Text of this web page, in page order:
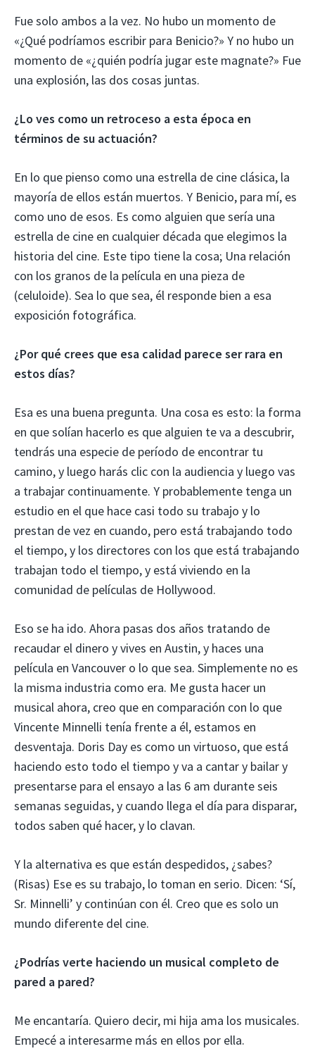
Fue solo ambos a la vez. No hubo un momento de
«¿Qué podríamos escribir para Benicio?» Y no hubo un
momento de «¿quién podría jugar este magnate?» Fue
una explosión, las dos cosas juntas.
¿Lo ves como un retroceso a esta época en
términos de su actuación?
En lo que pienso como una estrella de cine clásica, la
mayoría de ellos están muertos. Y Benicio, para mí, es
como uno de esos. Es como alguien que sería una
estrella de cine en cualquier década que elegimos la
historia del cine. Este tipo tiene la cosa; Una relación
con los granos de la película en una pieza de
(celuloide). Sea lo que sea, él responde bien a esa
exposición fotográfica.
¿Por qué crees que esa calidad parece ser rara en
estos días?
Esa es una buena pregunta. Una cosa es esto: la forma
en que solían hacerlo es que alguien te va a descubrir,
tendrás una especie de período de encontrar tu
camino, y luego harás clic con la audiencia y luego vas
a trabajar continuamente. Y probablemente tenga un
estudio en el que hace casi todo su trabajo y lo
prestan de vez en cuando, pero está trabajando todo
el tiempo, y los directores con los que está trabajando
trabajan todo el tiempo, y está viviendo en la
comunidad de películas de Hollywood.
Eso se ha ido. Ahora pasas dos años tratando de
recaudar el dinero y vives en Austin, y haces una
película en Vancouver o lo que sea. Simplemente no es
la misma industria como era. Me gusta hacer un
musical ahora, creo que en comparación con lo que
Vincente Minnelli tenía frente a él, estamos en
desventaja. Doris Day es como un virtuoso, que está
haciendo esto todo el tiempo y va a cantar y bailar y
presentarse para el ensayo a las 6 am durante seis
semanas seguidas, y cuando llega el día para disparar,
todos saben qué hacer, y lo clavan.
Y la alternativa es que están despedidos, ¿sabes?
(Risas) Ese es su trabajo, lo toman en serio. Dicen: ‘Sí,
Sr. Minnelli’ y continúan con él. Creo que es solo un
mundo diferente del cine.
¿Podrías verte haciendo un musical completo de
pared a pared?
Me encantaría. Quiero decir, mi hija ama los musicales.
Empecé a interesarme más en ellos por ella.